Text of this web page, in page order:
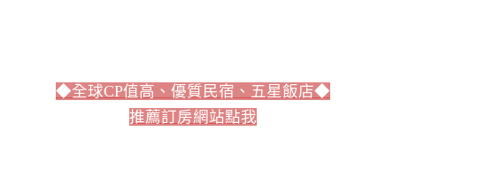
◆全球CP值高、優質民宿、五星飯店◆
推薦訂房網站點我